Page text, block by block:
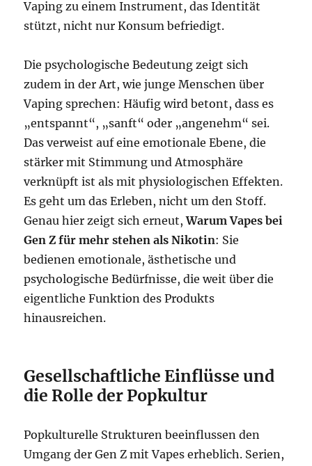
Vaping zu einem Instrument, das Identität
stützt, nicht nur Konsum befriedigt.
Die psychologische Bedeutung zeigt sich
zudem in der Art, wie junge Menschen über
Vaping sprechen: Häufig wird betont, dass es
„entspannt“, „sanft“ oder „angenehm“ sei.
Das verweist auf eine emotionale Ebene, die
stärker mit Stimmung und Atmosphäre
verknüpft ist als mit physiologischen Effekten.
Es geht um das Erleben, nicht um den Stoff.
Genau hier zeigt sich erneut,Warum Vapes bei
Gen Z für mehr stehen als Nikotin: Sie
bedienen emotionale, ästhetische und
psychologische Bedürfnisse, die weit über die
eigentliche Funktion des Produkts
hinausreichen.
Gesellschaftliche Einflüsse und
die Rolle der Popkultur
Popkulturelle Strukturen beeinflussen den
Umgang der Gen Z mit Vapes erheblich. Serien,